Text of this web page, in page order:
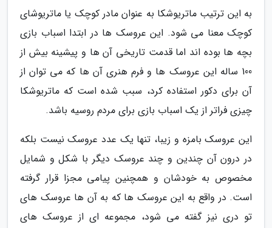
به این ترتیب ماتریوشکا به عنوان مادر کوچک یا ماتریوشای
کوچک معنا می شود. این عروسک ها در ابتدا اسباب بازی
بچه ها بوده اند اما قدمت تاریخی آن ها و پیشینه بیش از
100 ساله این عروسک ها و فرم هنری آن ها که می توان از
آن برای دکور استفاده کرد، سبب شده است که ماتریوشکا
چیزی فراتر از یک اسباب بازی برای مردم روسیه باشد.
این عروسک بامزه و زیبا، تنها یک عدد عروسک نیست بلکه
در درون آن چندین و چند عروسک دیگر با شکل و شمایل
مخصوص به خودشان و همچنین پیامی مجزا قرار گرفته
است. در واقع به این عروسک ها که به آن ها عروسک های
تو دری نیز گفته می شود، مجموعه ای از عروسک های